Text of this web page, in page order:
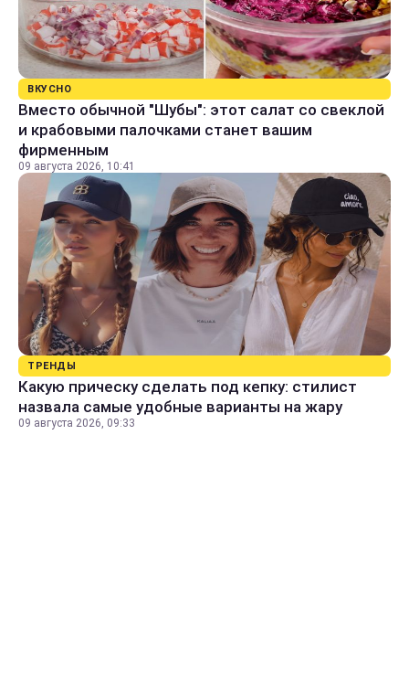
ВКУСНО
Вместо обычной "Шубы": этот салат со свеклой
и крабовыми палочками станет вашим
фирменным
09 августа 2026, 10:41
ТРЕНДЫ
Какую прическу сделать под кепку: стилист
назвала самые удобные варианты на жару
09 августа 2026, 09:33